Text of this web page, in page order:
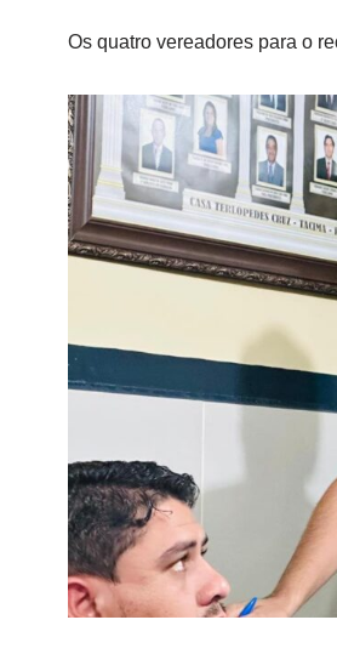
Os quatro vereadores para o